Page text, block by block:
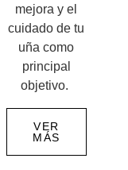
mejora y el
cuidado de tu
uña como
principal
objetivo.
VER
MÁS